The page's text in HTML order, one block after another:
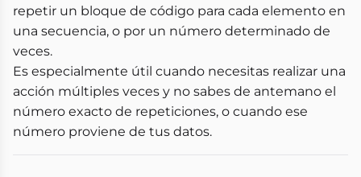
repetir un bloque de código para cada elemento en
una secuencia, o por un número determinado de
veces.
Es especialmente útil cuando necesitas realizar una
acción múltiples veces y no sabes de antemano el
número exacto de repeticiones, o cuando ese
número proviene de tus datos.